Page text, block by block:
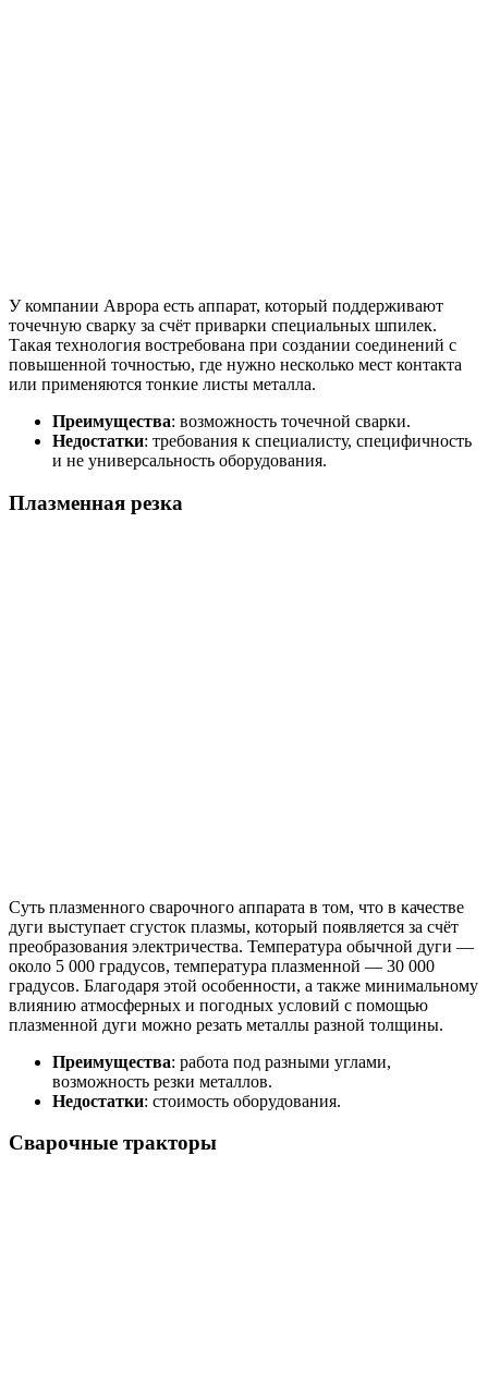
У компании Аврора есть аппарат, который поддерживают
точечную сварку за счёт приварки специальных шпилек.
Такая технология востребована при создании соединений с
повышенной точностью, где нужно несколько мест контакта
или применяются тонкие листы металла.
Преимущества: возможность точечной сварки.
Недостатки: требования к специалисту, специфичность
и не универсальность оборудования.
Плазменная резка
Суть плазменного сварочного аппарата в том, что в качестве
дуги выступает сгусток плазмы, который появляется за счёт
преобразования электричества. Температура обычной дуги —
около 5 000 градусов, температура плазменной — 30 000
градусов. Благодаря этой особенности, а также минимальному
влиянию атмосферных и погодных условий с помощью
плазменной дуги можно резать металлы разной толщины.
Преимущества: работа под разными углами,
возможность резки металлов.
Недостатки: стоимость оборудования.
Сварочные тракторы